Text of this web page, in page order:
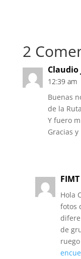
b
o
o
k
2
Claudio
12:39 am
Buenas
de la
Y fuero
Gracias
FIMT
Hola
fotos
de